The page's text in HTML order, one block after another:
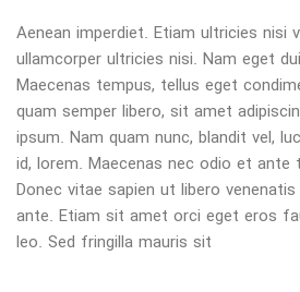
Aenean imperdiet. Etiam ultricies nisi
ullamcorper ultricies nisi. Nam eget
Maecenas tempus, tellus eget
quam semper libero, sit amet
ipsum. Nam quam nunc, blandit vel,
id, lorem. Maecenas nec odio et ante
Donec vitae sapien ut libero
ante. Etiam sit amet orci eget eros
leo. Sed fringilla mauris sit